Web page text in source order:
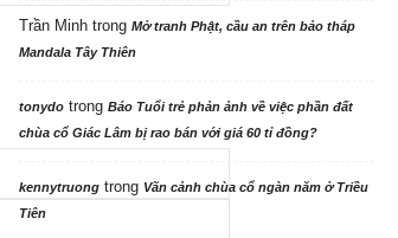
Trần Minhtrong Mở tranh Phật, cầu an trên bảo tháp
Mandala Tây Thiên
tonydotrong Báo Tuổi trẻ phản ảnh về việc phần đất
chùa cổ Giác Lâm bị rao bán với giá 60 tỉ đồng?
kennytruongtrong Vãn cảnh chùa cổ ngàn năm ở Triều
Tiên